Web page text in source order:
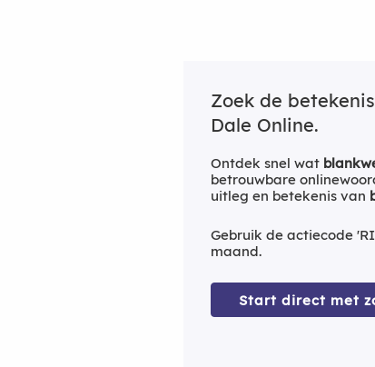
Zoek de
Dale Online.
Ontdek snel wat
betrouwbare
uitleg en betekenis van
Gebruik de actiecode
maand.
Start direct met